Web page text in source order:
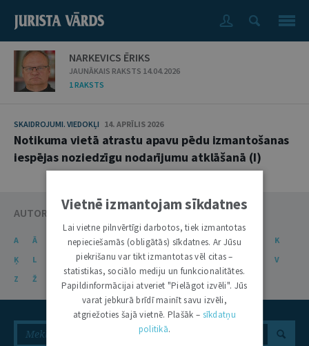
NARKEVICS ĒRIKS
JAUNĀKAIS RAKSTS 14.04.2026
1 RAKSTS
SKAIDROJUMI. VIEDOKĻI 14. APRĪLIS 2026
Notikuma vietā atrastu apavu pēdu izmantošanas
iespējas noziedzīgu nodarījumu atklāšanā (I)
AUTORU KATALOGS
A Ā C Č D E Ē F G Ģ H I
K
Ķ
L N Ņ O P R S Š T
V
Z
Ž
Vietnē izmantojam sīkdatnes
Lai vietne pilnvērtīgi darbotos, tiek izmantotas
nepieciešamās (obligātās) sīkdatnes. Ar Jūsu
piekrišanu var tikt izmantotas vēl citas –
statistikas, sociālo mediju un funkcionalitātes.
Papildinformācijai atveriet "Pielāgot izvēli". Jūs
varat jebkurā brīdī mainīt savu izvēli,
atgriežoties šajā vietnē. Plašāk – sīkdatņu
politikā.